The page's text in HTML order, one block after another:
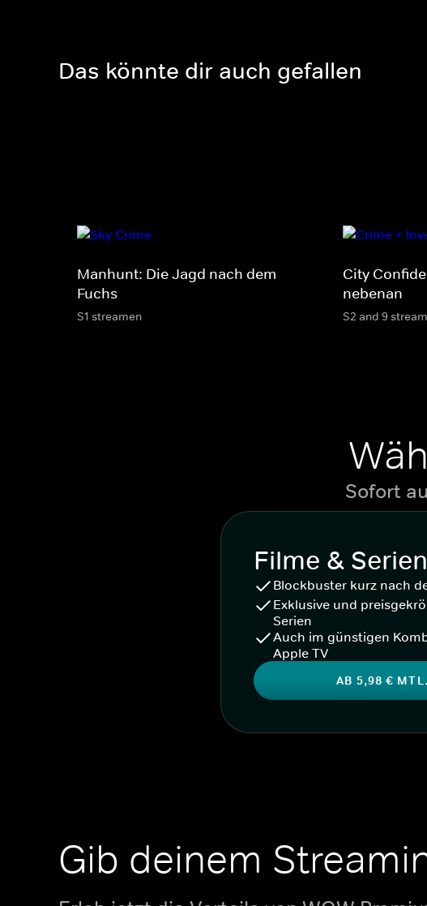
Das könnte dir auch gefallen
Manhunt: Die Jagd nach dem
Fuchs
S1 streamen
City
nebenan
S2 and 9
Sofort
Filme & Serien
Blockbuster kurz nach
Exklusive und
Serien
Auch im günstigen
Apple TV
AB 5,98 € MTL.
Gib deinem